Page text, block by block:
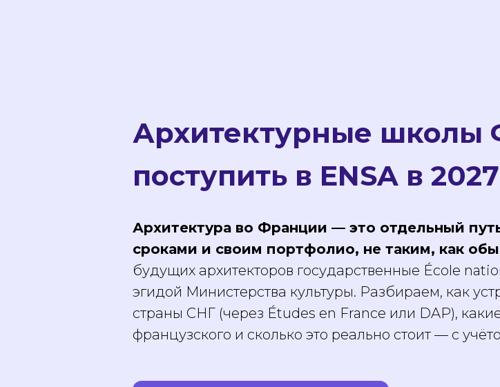
Архитектурные школы
поступить в ENSA в
Архитектура во Франции — это отдельный
сроками и своим портфолио, не таким, как
будущих архитекторов государственные École
эгидой Министерства культуры. Разбираем, как
страны СНГ (через Études en France или DAP),
французского и сколько это реально стоит — с